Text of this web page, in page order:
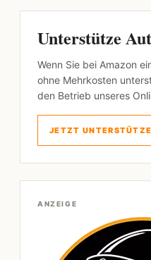
Unterstütze
Wenn Sie bei Amazon
ohne Mehrkosten
den Betrieb unseres
JETZT
ANZEIGE